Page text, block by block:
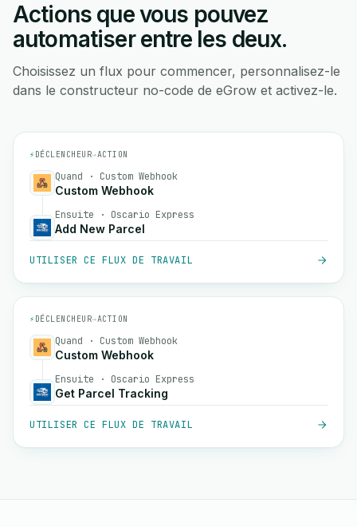
Actions que vous pouvez
automatiser entre les deux.
Choisissez un flux pour commencer, personnalisez-le
dans le constructeur no-code de eGrow et activez-le.
⚡ DÉCLENCHEUR→ACTION
Quand · Custom Webhook
Custom Webhook
Ensuite · Oscario Express
Add New Parcel
UTILISER CE FLUX DE TRAVAIL
⚡ DÉCLENCHEUR→ACTION
Quand · Custom Webhook
Custom Webhook
Ensuite · Oscario Express
Get Parcel Tracking
UTILISER CE FLUX DE TRAVAIL